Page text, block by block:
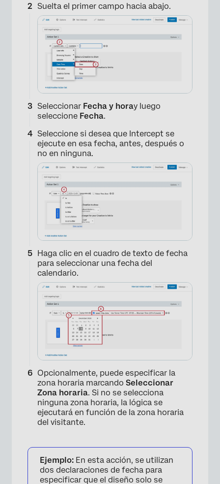
Suelta el primer campo hacia abajo.
×
Seleccionar Fecha y horay luego
seleccione Fecha.
Seleccione si desea que Intercept se
ejecute en esa fecha, antes, después o
no en ninguna.
×
Haga clic en el cuadro de texto de fecha
para seleccionar una fecha del
calendario.
Opcionalmente, puede especificar la
zona horaria marcando Seleccionar
Zona horaria. Si no se selecciona
ninguna zona horaria, la lógica se
ejecutará en función de la zona horaria
del visitante.
Ejemplo: En esta acción, se utilizan
dos declaraciones de fecha para
especificar que el diseño solo se